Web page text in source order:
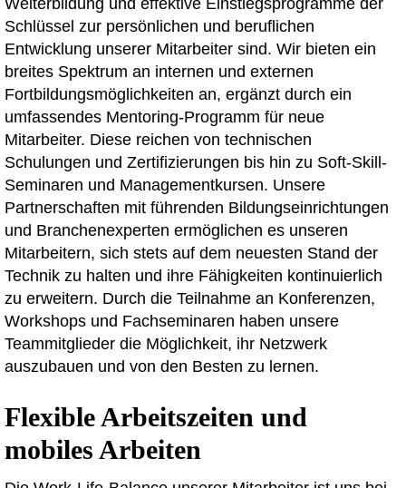
Schlüssel zur persönlichen und beruflichen
Entwicklung unserer Mitarbeiter sind. Wir bieten ein
breites Spektrum an internen und externen
Fortbildungsmöglichkeiten an, ergänzt durch ein
umfassendes Mentoring-Programm für neue
Mitarbeiter. Diese reichen von technischen
Schulungen und Zertifizierungen bis hin zu Soft-Skill-
Seminaren und Managementkursen. Unsere
Partnerschaften mit führenden Bildungseinrichtungen
und Branchenexperten ermöglichen es unseren
Mitarbeitern, sich stets auf dem neuesten Stand der
Technik zu halten und ihre Fähigkeiten kontinuierlich
zu erweitern. Durch die Teilnahme an Konferenzen,
Workshops und Fachseminaren haben unsere
Teammitglieder die Möglichkeit, ihr Netzwerk
auszubauen und von den Besten zu lernen.
Flexible Arbeitszeiten und
mobiles Arbeiten